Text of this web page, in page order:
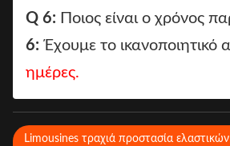
Q 6: Ποιος είναι ο χρόνος
6: Έχουμε το ικανοποιητικό
ημέρες.
Limousines τραχιά προστασία